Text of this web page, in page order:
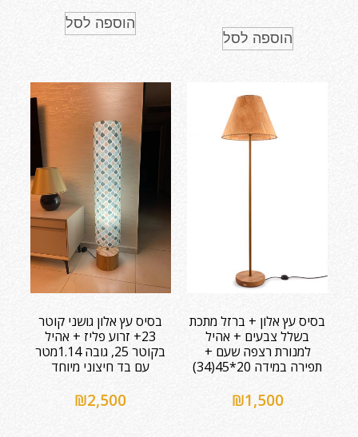
הוספה לסל
הוספה לסל
בסיס עץ אלון + ברזל מתכת
בשלל צבעים + אהיל
למנורת רצפה שעם +
תפירה במידה 20*45(34)
₪1,500
בסיס עץ אלון גושני קוטר
23+ זרוע פליז + אהיל
בקוטר 25, גובה 1.14מטר
עם בד חיצוני מיוחד
₪2,500